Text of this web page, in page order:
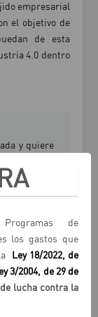
empresarial
el objetivo de
de esta
4.0 dentro
y quiere
de
de Ayuda o
de
los gastos que
Ley 18/2022, de
3/2004, de 29 de
lucha contra la